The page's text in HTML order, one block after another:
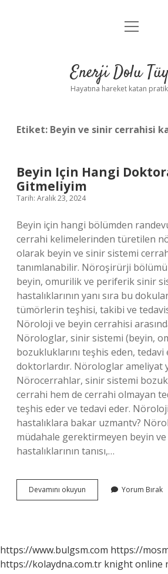
Anasayfa
Yasal Uyarı
menüyü
Enerji Dolu
Hayatına hareket katan
Etiket: Beyin ve sinir cerrahisi
Beyin Için Hangi
Gitmeliyim
Tarih: Aralık 23, 2024
Beyin için hangi bölümden
cerrahi kelimelerinden türetilen
olarak beyin ve sinir sistemi
tanımlanabilir. Nöroşirürji
beyin, omurilik ve periferik sinir
hastalıklarının yanı sıra bu
tümörlerin teşhisi, takibi ve
Nöroloji ve beyin cerrahisi
Nörologlar, sinir sistemi (beyin,
bozukluklarını teşhis eden,
doktorlardır. Nörologlar ameliyat
Nörocerrahlar, sinir sistemi
cerrahi hem de cerrahi olmayan
teşhis eder ve tedavi eder.
hastalıklara bakar uzmantv?
müdahale gerektirmeyen beyin
hastalıklarının tanısı,…
Devamını okuyun
Için
Yorum Bırak
https://www.bulgsm.com https://
https://kolaydna.com.tr knight online